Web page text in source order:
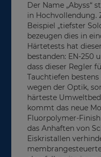
Der Name „Abyss“
in Hochvollendung.
Beispiel „tiefster
bezeugen dies in
Härtetests hat
bestanden: EN-250
dass dieser Regler
Tauchtiefen
wegen der Optik,
härteste
kommt das neue
Fluorpolymer-
das Anhaften von
Eiskristallen